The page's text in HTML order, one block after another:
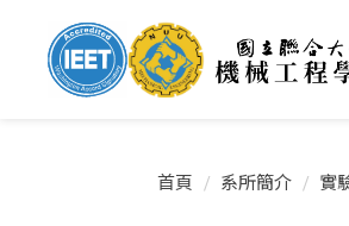
首頁 系所簡介 實